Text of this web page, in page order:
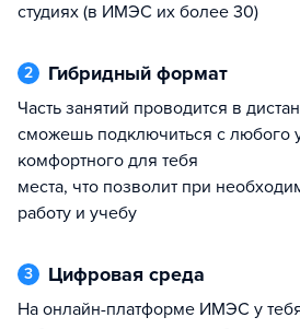
студиях (в ИМЭС их более 30)
2 Гибридный формат
часть занятий проводится в дистанционной форме – ты
сможешь подключиться с любого
комфортного для тебя
места, что позволит при
работу и учебу
3 Цифровая среда
на онлайн-платформе ИМЭС у тебя будет личный